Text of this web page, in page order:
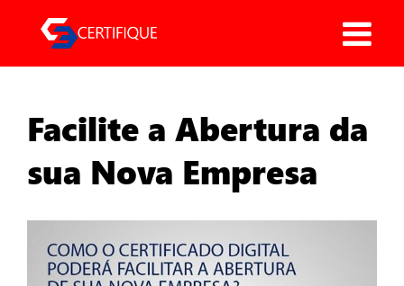
Facilite a Abertura da
sua Nova Empresa